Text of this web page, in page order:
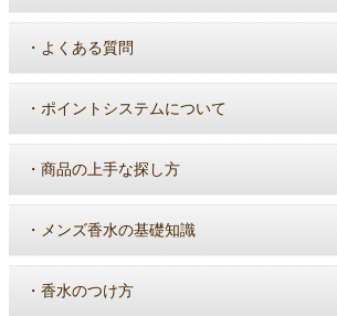
・ よくある質問
・ ポイントシステムについて
・ 商品の上手な探し方
・ メンズ香水の基礎知識
・ 香水のつけ方